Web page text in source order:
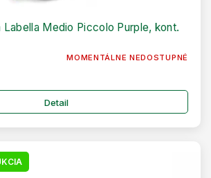
Labella Medio Piccolo Purple, kont.
MOMENTÁLNE NEDOSTUPNÉ
Detail